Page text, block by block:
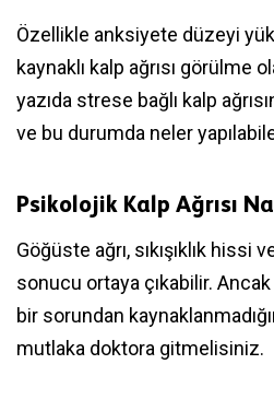
Özellikle anksiyete düzeyi
kaynaklı kalp ağrısı görülme
yazıda strese bağlı kalp
ve bu durumda neler
Psikolojik Kalp Ağrısı
Göğüste ağrı, sıkışıklık hissi
sonucu ortaya çıkabilir.
bir sorundan
mutlaka doktora gitmelisiniz.